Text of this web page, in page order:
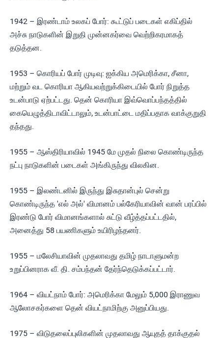
1942 – இரண்டாம் உலகப் போர்: கூட்டுப் படைகள் எகிப்தில்
அச்சு நாடுகளின் இறுதி முன்னகர்வை வெற்றிகரமாகத்
தடுத்தன.
1953 – கொரியப் போர் முடிவு: ஐக்கிய அமெரிக்கா, சீனா,
மற்றும் வட கொரியா ஆகியவற்றுக்கிடையில் போர் நிறுத்த
உடன்பாடு ஏற்பட்டது. தென் கொரியா இவ்வொப்பந்தத்தில்
கையெழுத்திடாவிட்டாலும், உடன்பாட்டை மதிப்பதாக வாக்குறுதி
தந்தது.
1955 – ஆஸ்திரியாவில் 1945 மே முதல் நிலை கொண்டிருந்த
நட்பு நாடுகளின் படைகள் அங்கிருந்து விலகின.
1955 – இலண்டனில் இருந்து இசுதான்புல் சென்று
கொண்டிருந்த 'எல் அல்' விமானம் பல்கேரியாவின் வான் பரப்பில்
இரண்டு போர் விமானங்களால் சுட்டு வீழ்த்தப்பட்டதில்,
அனைத்து 58 பயணிகளும் உயிரிழந்தனர்.
1955 – மலேசியாவின் முதலாவது தமிழ் நாடாளுமன்ற
உறுப்பினராக வீ. தி. சம்பந்தன் தேர்ந்தெடுக்கப்பட்டார்.
1964 – வியட்நாம் போர்: அமெரிக்கா மேலும் 5,000 இராணுவ
ஆலோசகர்களை தென் வியட்நாமிற்கு அனுப்பியது.
1975 – விடுதலைப்புலிகளின் முதலாவது ஆயுதத் தாக்குதல்